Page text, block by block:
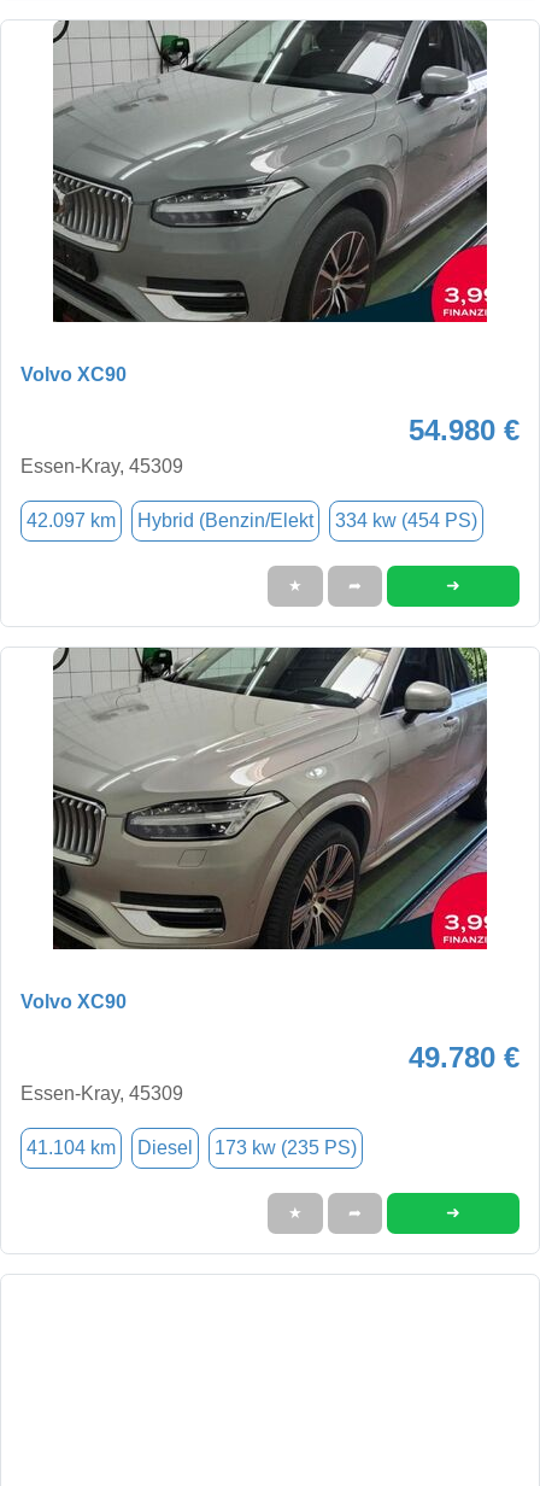
Volvo XC90
54.980 €
Essen-Kray, 45309
42.097 km Hybrid (Benzin/Elekt 334 kw (454 PS)
★ ➦ ➜
Volvo XC90
49.780 €
Essen-Kray, 45309
41.104 km Diesel 173 kw (235 PS)
★ ➦ ➜